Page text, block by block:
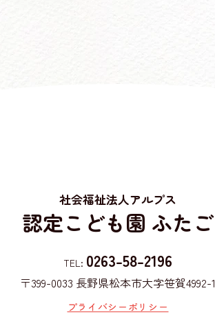
社会福祉法人アルプス
認定こども園 ふたご
TEL: 0263-58-2196
〒399-0033 長野県松本市大字笹賀4992-1
プライバシーポリシー